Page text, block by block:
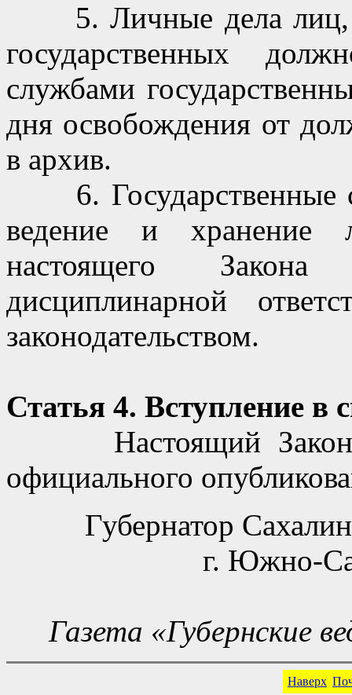
5. Личные дела лиц,
государственных
службами
дня освобождения от
в архив.
6. Государственные
ведение и хранение
настоящего
дисциплинарной
законодательством.
Статья 4. Вступление в
Настоящий Закон
официального
Губернатор
г. Южно-
Газета «Губернские
Наверх